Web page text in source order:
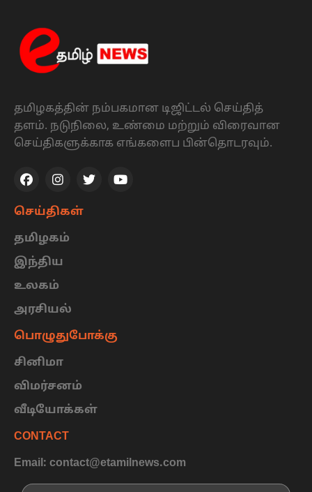
தமிழகத்தின் நம்பகமான டிஜிட்டல் செய்தித்
தளம். நடுநிலை, உண்மை மற்றும் விரைவான
செய்திகளுக்காக எங்களைப பின்தொடரவும்.
செய்திகள்
தமிழகம்
இந்திய
உலகம்
அரசியல்
பொழுதுபோக்கு
சினிமா
விமர்சனம்
வீடியோக்கள்
CONTACT
Email: contact@etamilnews.com